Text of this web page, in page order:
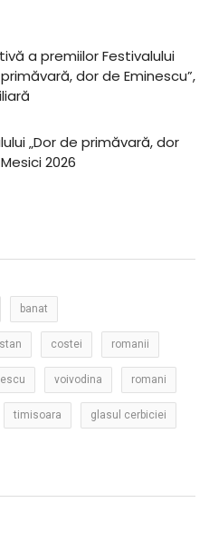
a premiilor Festivalului
dor de Eminescu”,
„Dor de primăvară, dor
2026
banat
costei romanii
voivodina romani
timisoara glasul cerbiciei